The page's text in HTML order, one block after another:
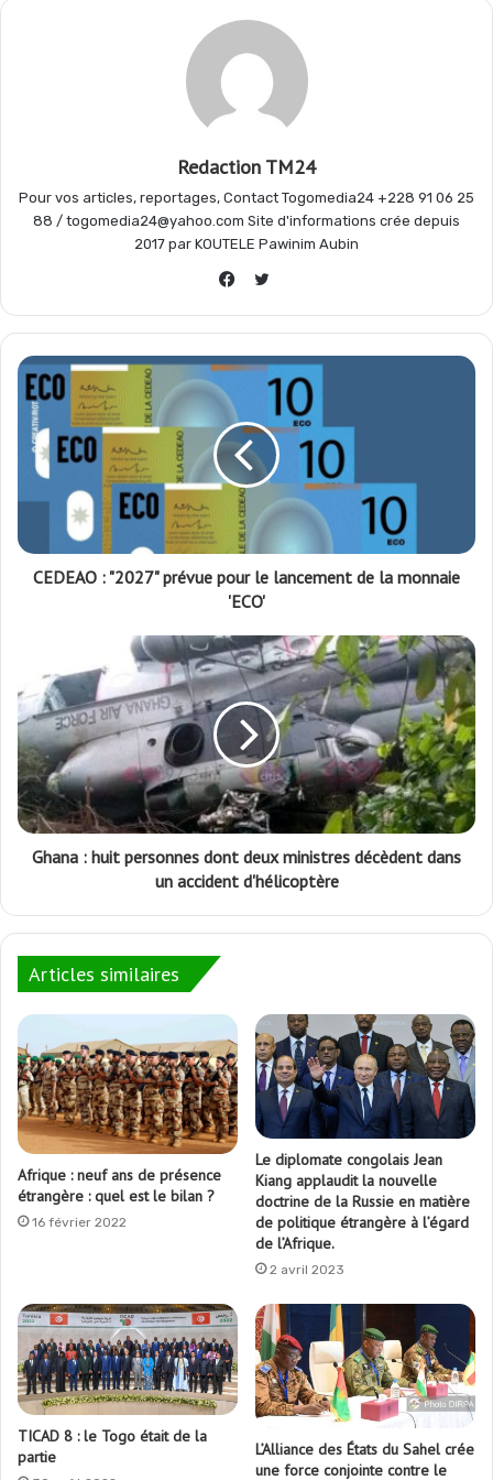
a
Redaction TM24
Pour vos articles, reportages, Contact Togomedia24 +228 91 06 25
88 / togomedia24@yahoo.com Site d'informations crée depuis
2017 par KOUTELE Pawinim Aubin
Twitter
CEDEAO : "2027" prévue pour le lancement de la monnaie
'ECO'
Ghana : huit personnes dont deux ministres décèdent dans
un accident d'hélicoptère
Articles similaires
Afrique : neuf ans de présence
étrangère : quel est le bilan ?
16 février 2022
Le diplomate congolais Jean
Kiang applaudit la nouvelle
doctrine de la Russie en matière
de politique étrangère à l’égard
de l’Afrique.
2 avril 2023
TICAD 8 : le Togo était de la
partie
L’Alliance des États du Sahel crée
une force conjointe contre le